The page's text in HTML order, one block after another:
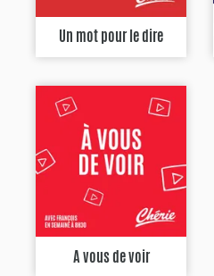
Un mot pour le dire
A vous de voir